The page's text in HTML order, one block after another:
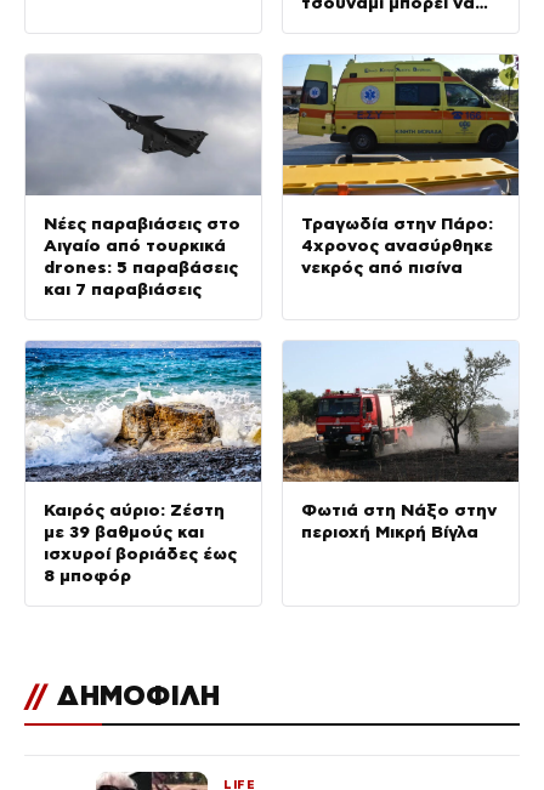
προϊστορικής έκρηξης
Νέες παραβιάσεις στο
Αιγαίο από τουρκικά
drones: 5 παραβάσεις
και 7 παραβιάσεις
Τραγωδία στην Πάρο:
4χρονος ανασύρθηκε
νεκρός από πισίνα
Καιρός αύριο: Ζέστη
με 39 βαθμούς και
ισχυροί βοριάδες έως
8 μποφόρ
Φωτιά στη Νάξο στην
περιοχή Μικρή Βίγλα
// ΔΗΜΟΦΙΛΗ
LIFE